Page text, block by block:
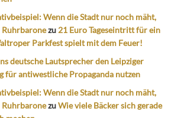
Wenn die Stadt nur noch mäht,
Ruhrbaronezu 21 Euro Tageseintritt für ein
Parkfest spielt mit dem Feuer!
deutsche Lautsprecher den Leipziger
für antiwestliche Propaganda nutzen
Wenn die Stadt nur noch mäht,
RuhrbaronezuWie viele Bäcker sich gerade